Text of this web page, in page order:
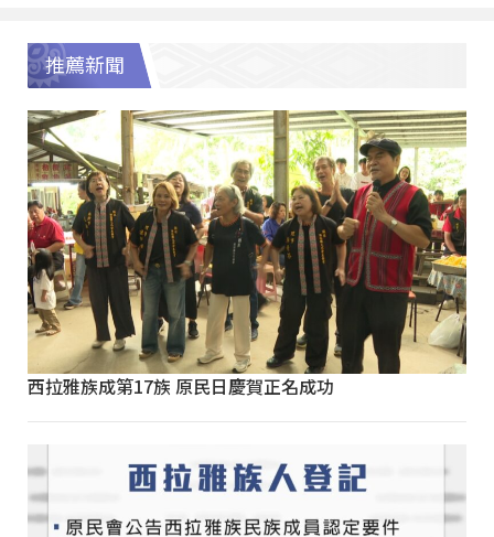
推薦新聞
西拉雅族成第17族 原民日慶賀正名成功